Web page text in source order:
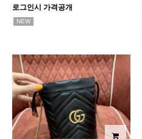
로그인시 가격공개
NEW